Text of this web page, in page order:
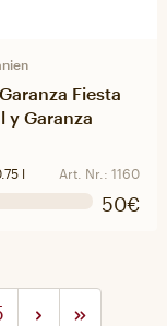
Fiesta
y Garanza
l Art. Nr.: 1160
50€